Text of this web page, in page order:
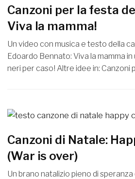
Canzoni per la festa
Viva la mamma!
Un video con musica e testo della
Edoardo Bennato: Viva la mamma
neri per caso! Altre idee in: Canzoni
Canzoni di Natale:
(War is over)
Un brano natalizio pieno di